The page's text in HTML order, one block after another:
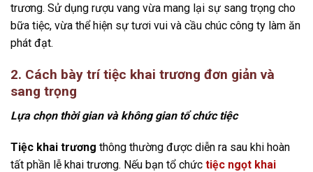
trương. Sử dụng rượu vang vừa mang lại sự sang trọng cho
bữa tiệc, vừa thể hiện sự tươi vui và cầu chúc công ty làm ăn
phát đạt.
2. Cách bày trí tiệc khai trương đơn giản và
sang trọng
Lựa chọn thời gian và không gian tổ chức tiệc
Tiệc khai trương thông thường được diễn ra sau khi hoàn
tất phần lễ khai trương. Nếu bạn tổ chức tiệc ngọt khai